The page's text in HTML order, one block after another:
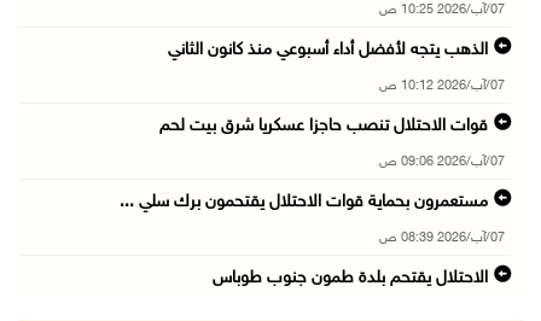
07/آب/2026 10:25 ص
الذهب يتجه لأفضل أداء أسبوعي منذ كانون الثاني
07/آب/2026 10:12 ص
قوات الاحتلال تنصب حاجزا عسكريا شرق بيت لحم
07/آب/2026 09:06 ص
مستعمرون بحماية قوات الاحتلال يقتحمون برك سلي ...
07/آب/2026 08:39 ص
الاحتلال يقتحم بلدة طمون جنوب طوباس